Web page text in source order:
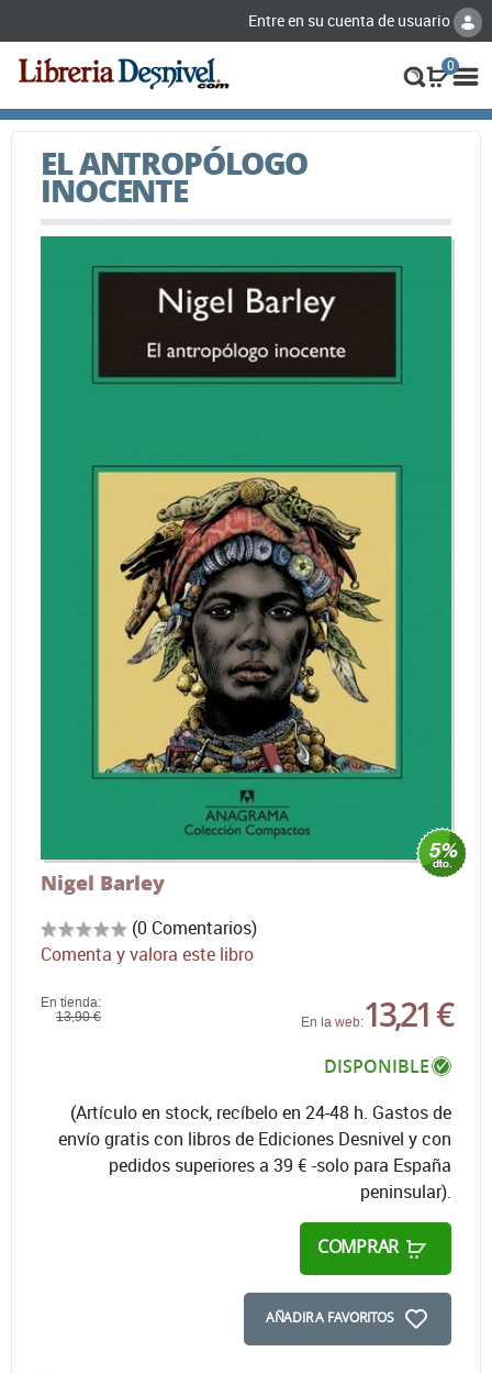
Entre en su cuenta de usuario
0
EL ANTROPÓLOGO
INOCENTE
Nigel Barley
(0 Comentarios)
Comenta y valora este libro
En tienda:
13,90 €
En la web:13,21 €
DISPONIBLE
(Artículo en stock, recíbelo en 24-48 h. Gastos de
envío gratis con libros de Ediciones Desnivel y con
pedidos superiores a 39 € -solo para España
peninsular).
COMPRAR
AÑADIR A FAVORITOS